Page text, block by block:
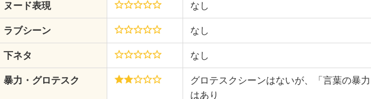
ヌード表現 なし
ラブシーン なし
下ネタ なし
暴力・グロテスク
グロテスクシーンはないが、「言葉の暴力
はあり